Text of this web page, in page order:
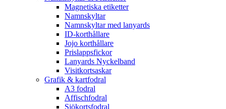
Magnetiska etiketter
Namnskyltar
Namnskyltar med lanyards
ID-korthållare
Jojo korthållare
Prislappsfickor
Lanyards Nyckelband
Visitkortsaskar
Grafik & kartfodral
A3 fodral
Affischfodral
Sjökortsfodral